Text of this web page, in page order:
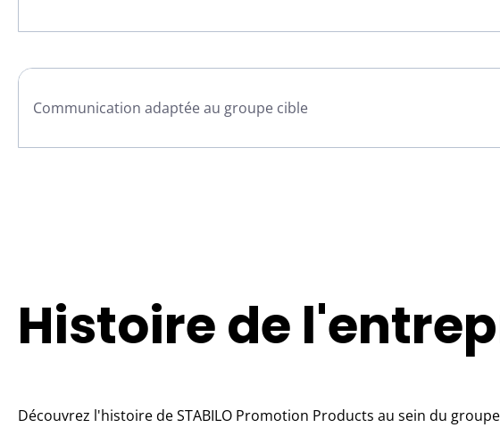
Communication adaptée au groupe cible
Histoire de
Découvrez l'histoire de STABILO Promotion Products au sein du